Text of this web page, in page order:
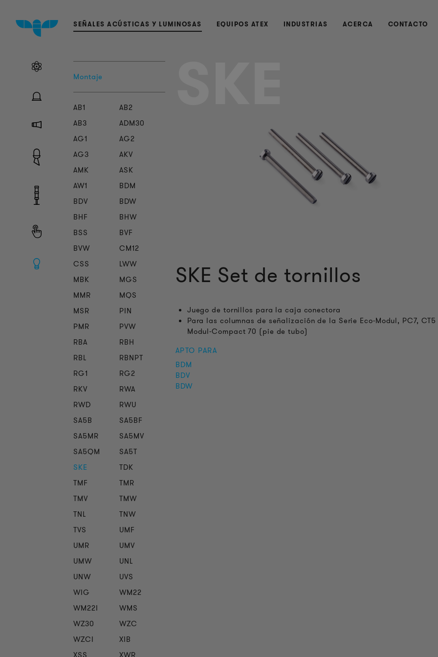
SEÑALES ACÚSTICAS Y LUMINOSAS EQUIPOS ATEX INDUSTRIAS ACERCA CONTACTO
Montaje
AB1
AB2
AB3
ADM30
AG1
AG2
AG3
AKV
AMK
ASK
AW1
BDM
BDV
BDW
BHF
BHW
BSS
BVF
BVW
CM12
CSS
LWW
MBK
MGS
MMR
MQS
MSR
PIN
PMR
PVW
RBA
RBH
RBL
RBNPT
RG1
RG2
RKV
RWA
RWD
RWU
SA5B
SA5BF
SA5MR
SA5MV
SA5QM
SA5T
SKE
TDK
TMF
TMR
TMV
TMW
TNL
TNW
TVS
UMF
UMR
UMV
UMW
UNL
UNW
UVS
WIG
WM22
WM22I
WMS
WZ30
WZC
WZCI
XIB
SKE Set de tornillos
Juego de tornillos para la caja conectora
Para las columnas de señalización de la Serie Eco-Modul, PC7,
Modul-Compact 70 (pie de tubo)
APTO PARA
BDM
BDV
BDW